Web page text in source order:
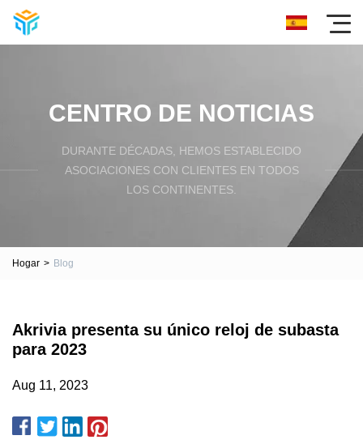
CENTRO DE NOTICIAS
DURANTE DÉCADAS, HEMOS ESTABLECIDO
ASOCIACIONES CON CLIENTES EN TODOS
LOS CONTINENTES.
Hogar > Blog
Akrivia presenta su único reloj de subasta
para 2023
Aug 11, 2023